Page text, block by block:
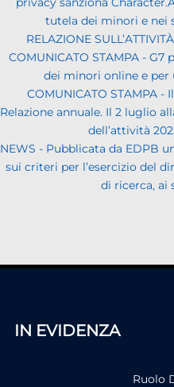
tutela dei minori e nei
RELAZIONE
COMUNICATO STAMPA -
dei minori online e
COMUNICATO STAMPA -
Relazione annuale. Il 2 luglio
dell’attività
NEWS - Pubblicata da EDPB
sui criteri per l’esercizio del
di ricerca, ai
IN EVIDENZA
Ruolo